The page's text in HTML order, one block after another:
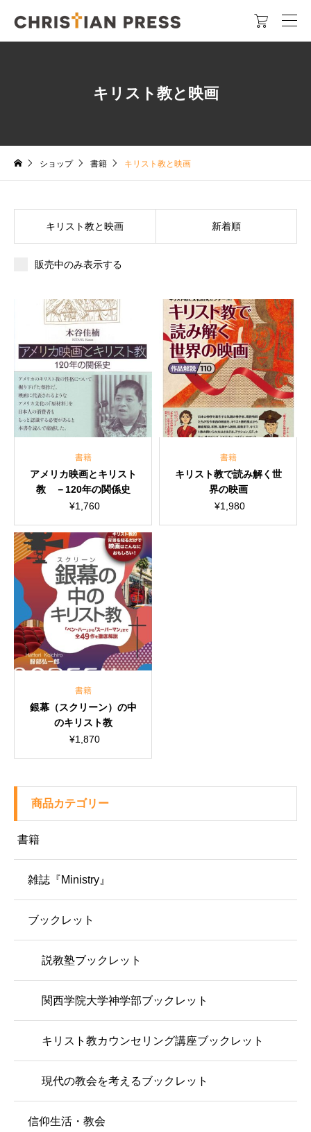

キリスト教と映画
ショップ 書籍 キリスト教と映画
キリスト教と映画 新着順
販売中のみ表示する
書籍
アメリカ映画とキリスト
教 －120年の関係史
¥1,760
書籍
キリスト教で読み解く世
界の映画
¥1,980
書籍
銀幕（スクリーン）の中
のキリスト教
¥1,870
商品カテゴリー
書籍
雑誌『Ministry』
ブックレット
説教塾ブックレット
関西学院大学神学部ブックレット
キリスト教カウンセリング講座ブックレット
現代の教会を考えるブックレット
信仰生活・教会